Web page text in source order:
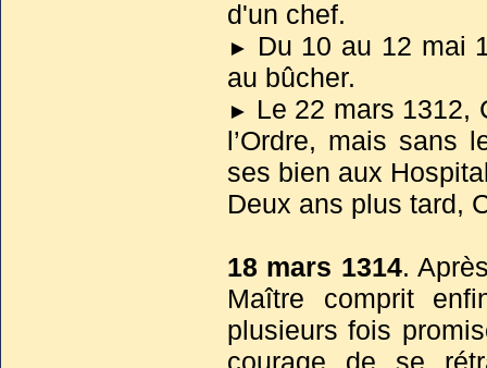
d'un chef.
►
Du 10 au 12 mai
au bûcher.
► Le 22 mars 1312,
l’Ordre, mais sans
ses bien aux
Deux ans plus tard,
18 mars 1314.
Maître comprit
plusieurs fois
courage de se
des Templiers et
royaume de
domaines de
seraient
financement de la
Elu avant le 20
l’Ordre, si Molay